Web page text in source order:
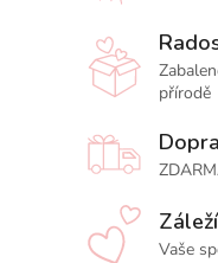
přírodě
Vaše